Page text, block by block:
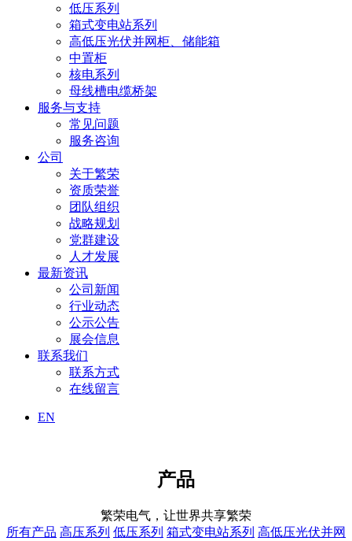
低压系列
箱式变电站系列
高低压光伏并网柜、储能箱
中置柜
核电系列
母线槽电缆桥架
服务与支持
常见问题
服务咨询
公司
关于繁荣
资质荣誉
团队组织
战略规划
党群建设
人才发展
最新资讯
公司新闻
行业动态
公示公告
展会信息
联系我们
联系方式
在线留言
EN
产品
繁荣电气，让世界共享繁荣
所有产品 高压系列 低压系列 箱式变电站系列 高低压光伏并网